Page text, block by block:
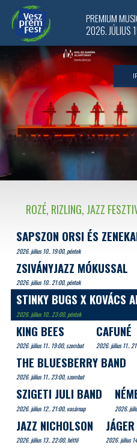
ROZÉ, RIZLING, JAZZ
SAPSZON ORSI ÉS
2026. július 10.. 19:00, péntek
ZSIVÁNYJAZZ MÓKUSSAL
2026. július 10.. 21:00, péntek
STINKY BUGS X KOVÁCS
2026. július 10.. 23:00, péntek
KING BEES
2026. július 11.. 19:00, szombat
CAFUNÉ
2026. július 11..
THE BLUESBERRY BAND
2026. július 11.. 23:00, szombat
SZIGETI JULI BAND
2026. július 12.. 21:00, vasárnap 2026.
JAZZ NICHOLSON
2026. július 13.. 22:00, hétfő 2026. július
PREMIUM
2026. JÚLIUS